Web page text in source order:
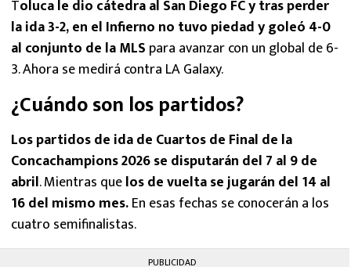
Toluca le dio cátedra al San Diego FC y tras perder
la ida 3-2, en el Infierno no tuvo piedad y goleó 4-0
al conjunto de la MLS para avanzar con un global de 6-
3. Ahora se medirá contra LA Galaxy.
¿Cuándo son los partidos?
Los partidos de ida de Cuartos de Final de la
Concachampions 2026 se disputarán del 7 al 9 de
abril. Mientras quelos de vuelta se jugarán del 14 al
16 del mismo mes.En esas fechas se conocerán a los
cuatro semifinalistas.
PUBLICIDAD